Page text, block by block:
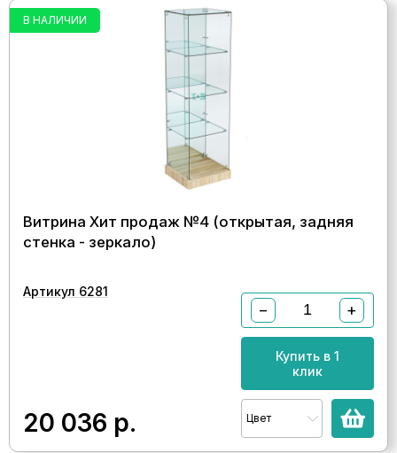
В НАЛИЧИИ
Витрина Хит продаж №4 (открытая, задняя
стенка - зеркало)
Артикул 6281
20 036 р.
− +
Купить в 1
клик
Цвет